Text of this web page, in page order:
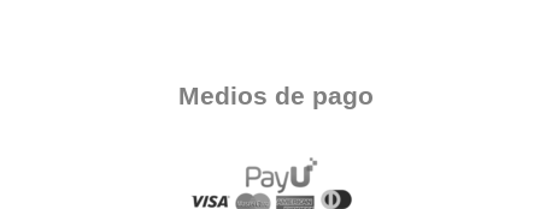
Medios de pago